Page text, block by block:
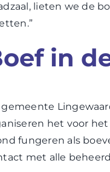
lieten we de
in
gemeente
het voor
fungeren als
met alle